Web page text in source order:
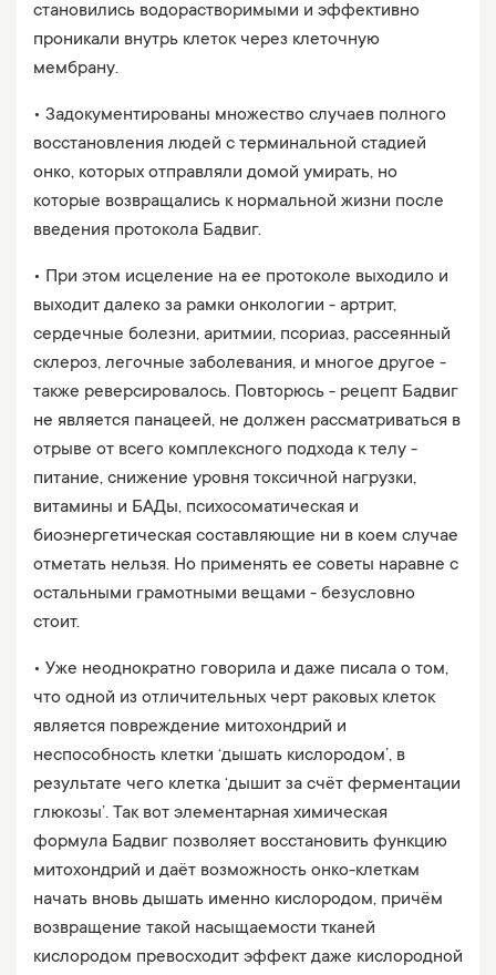
становились водорастворимыми и эффективно
проникали внутрь клеток через клеточную
мембрану.
• Задокументированы множество случаев полного
восстановления людей с терминальной стадией
онко, которых отправляли домой умирать, но
которые возвращались к нормальной жизни после
введения протокола Бадвиг.
• При этом исцеление на ее протоколе выходило и
выходит далеко за рамки онкологии - артрит,
сердечные болезни, аритмии, псориаз, рассеянный
склероз, легочные заболевания, и многое другое -
также реверсировалось. Повторюсь - рецепт Бадвиг
не является панацеей, не должен рассматриваться в
отрыве от всего комплексного подхода к телу -
питание, снижение уровня токсичной нагрузки,
витамины и БАДы, психосоматическая и
биоэнергетическая составляющие ни в коем случае
отметать нельзя. Но применять ее советы наравне с
остальными грамотными вещами - безусловно
стоит.
• Уже неоднократно говорила и даже писала о том,
что одной из отличительных черт раковых клеток
является повреждение митохондрий и
неспособность клетки ‘дышать кислородом’, в
результате чего клетка ‘дышит за счёт ферментации
глюкозы’. Так вот элементарная химическая
формула Бадвиг позволяет восстановить функцию
митохондрий и даёт возможность онко-клеткам
начать вновь дышать именно кислородом, причём
возвращение такой насыщаемости тканей
кислородом превосходит эффект даже кислородной